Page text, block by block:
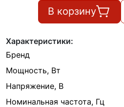
В корзину
Характеристики:
Бренд
Мощность, Вт
Напряжение, В
Номинальная частота, Гц